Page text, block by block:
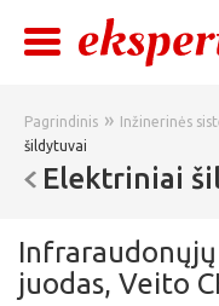
Pagrindinis » Inžinerinės
šildytuvai
Elektriniai
juodas, Veito